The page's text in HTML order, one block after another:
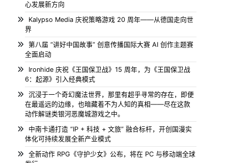
心发展新方向
Kalypso Media 庆祝策略游戏 20 周年——从德国走向世
界
第八届 “讲好中国故事” 创意传播国际大赛 AI 创作主题赛
全面启动
Ironhide 庆祝《王国保卫战》15 周年，为《王国保卫战
6：起源》引入经典模式
沉浸于一个奇幻魔法世界，那里有超乎寻常的存在，即便
在最遥远的边缘，也暗藏着不为人知的真相——尽在这款
动作解谜类银河恶魔城游戏之中。
中南卡通打造 “IP + 科技 + 文旅” 融合标杆，开创国漫实
体化可持续发展全新产业模式
全新动作 RPG《守护少女》公布，将在 PC 与移动端全球